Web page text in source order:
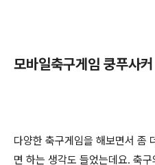
모바일축구게임 쿵푸사커
다양한 축구게임을 해보면서 좀
면 하는 생각도 들었는데요. 축